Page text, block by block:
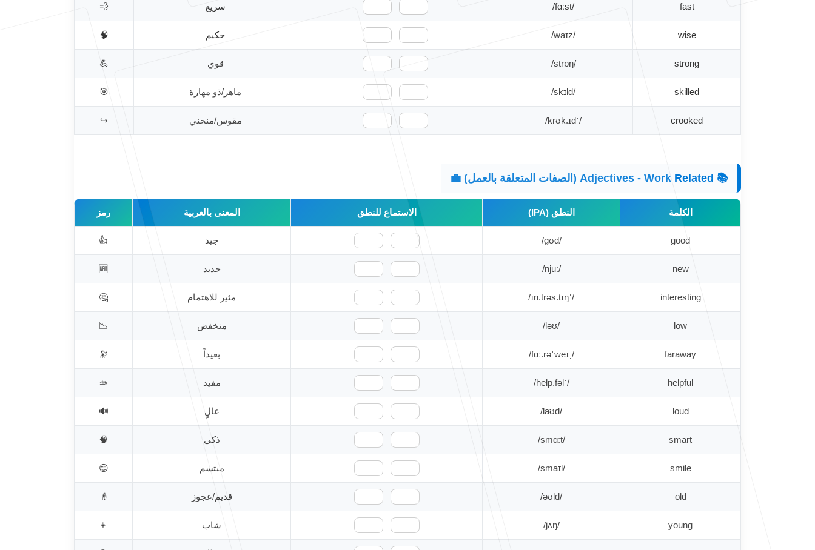
fast
/fɑːst/ سريع 💨
wise
/waɪz/ حكيم 🧠
strong
/strɒŋ/ قوي 💪
skilled
/skɪld/ ماهر/ذو مهارة 🎯
crooked
/ˈkrʊk.ɪd/ مقوس/منحني ↪️
📚 Adjectives - Work Related (الصفات المتعلقة بالعمل) 💼
الكلمة النطق (IPA) الاستماع للنطق المعنى بالعربية رمز
good
/ɡʊd/ جيد 👍
new
/njuː/ جديد 🆕
interesting
/ˈɪn.trəs.tɪŋ/ مثير للاهتمام 🤔
low
/ləʊ/ منخفض 📉
faraway
/ˌfɑː.rəˈweɪ/ بعيداً 🔭
helpful
/ˈhelp.fəl/ مفيد 🫴
loud
/laʊd/ عالٍ 🔊
smart
/smɑːt/ ذكي 🧠
smile
/smaɪl/ مبتسم 😊
old
/əʊld/ قديم/عجوز 👴
young
/jʌŋ/ شاب 👦